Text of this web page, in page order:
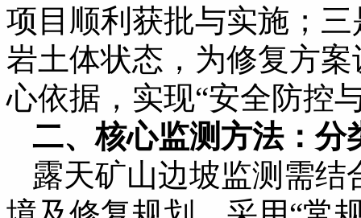
项目顺利获批与实施；
岩土体状态，为修复方
心依据，实现“安全防控
二、核心监测方法：分
露天矿山边坡监测需